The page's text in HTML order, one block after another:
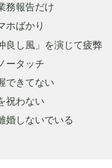
務報告だけ
ホばかり
良し風」を演じて疲弊
ータッチ
できてない
祝わない
婚しないでいる